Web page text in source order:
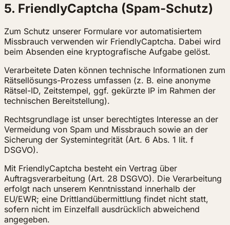
5. FriendlyCaptcha (Spam-Schutz)
Zum Schutz unserer Formulare vor automatisiertem
Missbrauch verwenden wir FriendlyCaptcha. Dabei wird
beim Absenden eine kryptografische Aufgabe gelöst.
Verarbeitete Daten können technische Informationen zum
Rätsellösungs-Prozess umfassen (z. B. eine anonyme
Rätsel-ID, Zeitstempel, ggf. gekürzte IP im Rahmen der
technischen Bereitstellung).
Rechtsgrundlage ist unser berechtigtes Interesse an der
Vermeidung von Spam und Missbrauch sowie an der
Sicherung der Systemintegrität (Art. 6 Abs. 1 lit. f
DSGVO).
Mit FriendlyCaptcha besteht ein Vertrag über
Auftragsverarbeitung (Art. 28 DSGVO). Die Verarbeitung
erfolgt nach unserem Kenntnisstand innerhalb der
EU/EWR; eine Drittlandübermittlung findet nicht statt,
sofern nicht im Einzelfall ausdrücklich abweichend
angegeben.